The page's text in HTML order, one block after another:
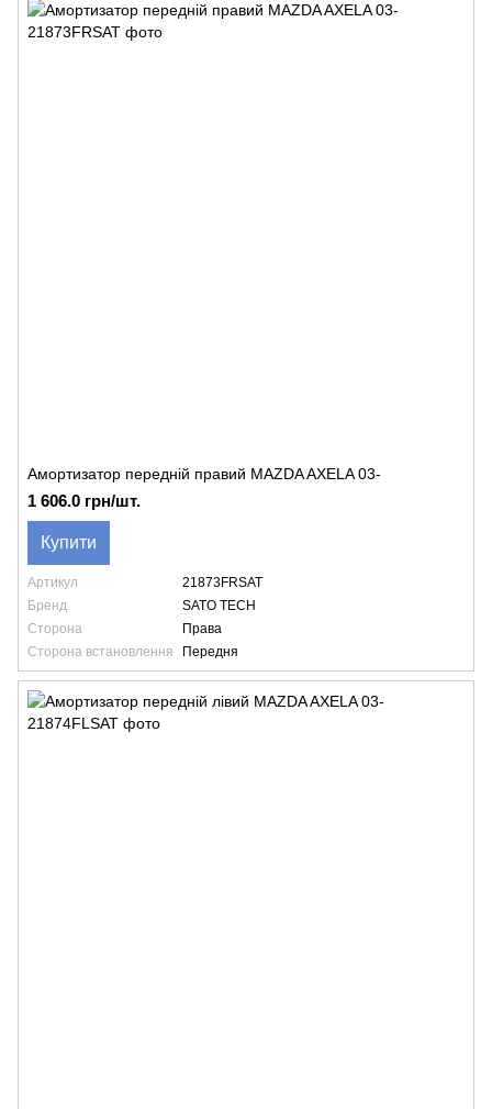
Амортизатор передній правий MAZDA AXELA 03-
1 606.0 грн/шт.
Купити
Артикул
21873FRSAT
Бренд
SATO TECH
Сторона
Права
Сторона встановлення
Передня